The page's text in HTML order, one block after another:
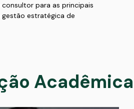
para as principais
gestão estratégica de
Acadêmica